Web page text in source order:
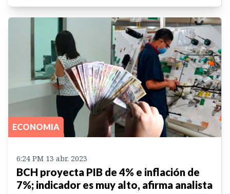
ECONOMIA
6:24 PM 13 abr. 2023
BCH proyecta PIB de 4% e inflación de
7%; indicador es muy alto, afirma analista